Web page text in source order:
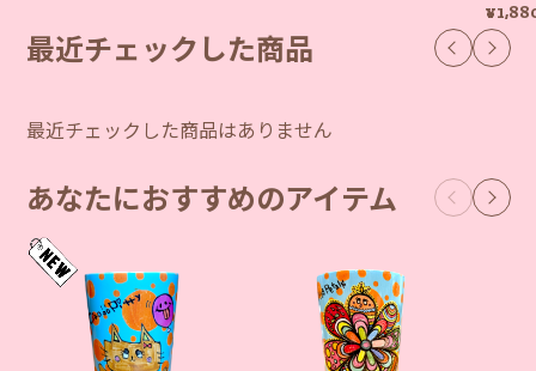
最近チェックした商品
最近チェックした商品はありません
あなたにおすすめのアイテム